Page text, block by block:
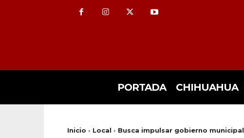
PORTADA CHIHUAHUA
Inicio Local Busca impulsar gobierno